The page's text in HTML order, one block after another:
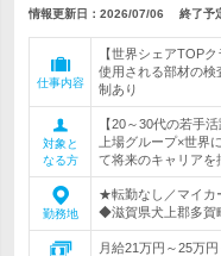
情報更新日：2026/07/06 終了予
仕事内容
【世界シェアTOP
使用される部材の
制あり
対象と
なる方
【20～30代の若手
上場グループ×世界
て将来のキャリアを
勤務地
★転勤なし／マイカ
◆滋賀県犬上郡多賀
月給21万円～25万